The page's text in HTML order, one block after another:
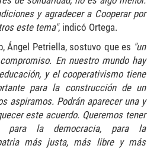
y agradecer a Cooperar por
este tema", indicó Ortega.
Ángel Petriella, sostuvo que es "un
En nuestro mundo hay
y el cooperativismo tiene
para la construcción de un
aspiramos. Podrán aparecer una y
este acuerdo. Queremos tener
para la democracia, para la
más justa, más libre y más